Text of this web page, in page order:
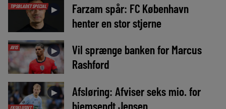
TIPSBLADET SPECIAL ►
Farzam spår: FC København
henter en stor stjerne
AVIS ►
Vil sprænge banken for Marcus
Rashford
EKSKLUSIVT
►
Afsløring: Afviser seks mio. for
hjemsendt Jensen